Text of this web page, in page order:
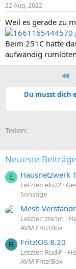
e
:
22 Aug. 2022
Weil es gerade zu
Beim 251C hätte
aufwändig
Du musst dich
Teilen:
Neueste Beiträge
E Hausnetzwerk
Letzter: elo22
Sonstige
Mesh
Letzter: zte1m
AVM Fritz!Box
R Fritz!OS 8.20
Letzter: RudiP
AVM Fritz!Box